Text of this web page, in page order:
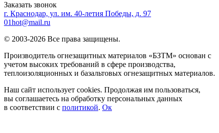
Заказать звонок
г. Краснодар, ул. им. 40-летия Победы, д. 97
01hot@mail.ru
© 2003-2026 Все права защищены.
Производитель огнезащитных материалов «БЗТМ» основан с
учетом высоких требований в сфере производства,
теплоизоляционных и базальтовых огнезащитных материалов.
Наш сайт использует cookies. Продолжая им пользоваться,
вы соглашаетесь на обработку персональных данных
в соответствии с политикой. Ок